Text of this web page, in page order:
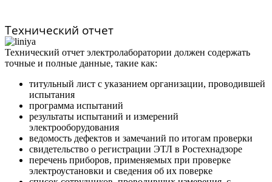
Технический отчет
Технический отчет электролаборатории должен содержать
точные и полные данные, такие как:
титульный лист с указанием организации, проводившей
испытания
программа испытаний
результаты испытаний и измерений
электрооборудования
ведомость дефектов и замечаний по итогам проверки
свидетельство о регистрации ЭТЛ в Ростехнадзоре
перечень приборов, применяемых при проверке
электроустановки и сведения об их поверке